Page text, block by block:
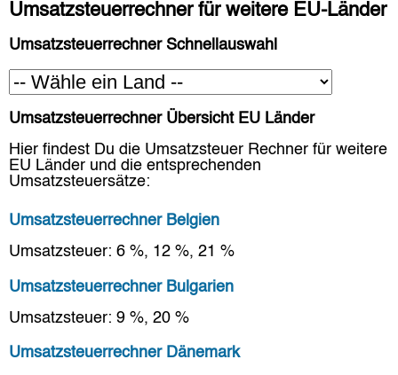
Umsatzsteuerrechner für weitere EU-Länder
Umsatzsteuerrechner Schnellauswahl
Umsatzsteuerrechner Übersicht EU Länder
Hier findest Du die Umsatzsteuer Rechner für weitere
EU Länder und die entsprechenden
Umsatzsteuersätze:
Umsatzsteuerrechner Belgien
Umsatzsteuer: 6 %, 12 %, 21 %
Umsatzsteuerrechner Bulgarien
Umsatzsteuer: 9 %, 20 %
Umsatzsteuerrechner Dänemark